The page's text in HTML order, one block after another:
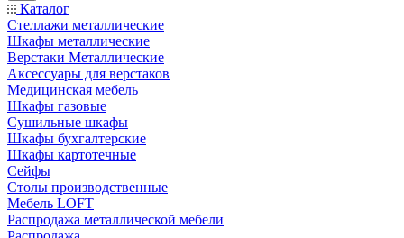
Каталог
Стеллажи металлические
Шкафы металлические
Верстаки Металлические
Аксессуары для верстаков
Медицинская мебель
Шкафы газовые
Сушильные шкафы
Шкафы бухгалтерские
Шкафы картотечные
Сейфы
Столы производственные
Мебель LOFT
Распродажа металлической мебели